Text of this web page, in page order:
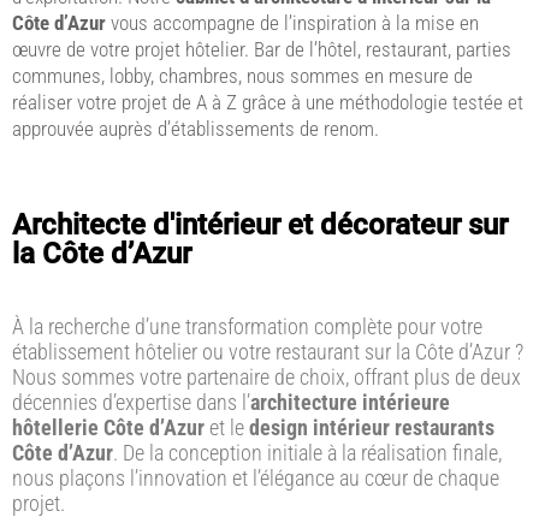
Côte d’Azur vous accompagne de l’inspiration à la mise en
œuvre de votre projet hôtelier. Bar de l’hôtel, restaurant, parties
communes, lobby, chambres, nous sommes en mesure de
réaliser votre projet de A à Z grâce à une méthodologie testée et
approuvée auprès d’établissements de renom.
Architecte d'intérieur et décorateur sur
la Côte d’Azur
À la recherche d’une transformation complète pour votre
établissement hôtelier ou votre restaurant sur la Côte d’Azur ?
Nous sommes votre partenaire de choix, offrant plus de deux
décennies d’expertise dans l’architecture intérieure
hôtellerie Côte d’Azur et ledesign intérieur restaurants
Côte d’Azur. De la conception initiale à la réalisation finale,
nous plaçons l’innovation et l’élégance au cœur de chaque
projet.